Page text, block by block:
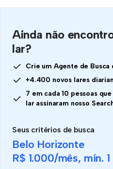
Ainda não
lar?
Crie um Agente de Busca
+4.400 novos lares
7 em cada 10 pessoas
lar assinaram nosso
Seus critérios de busca
Belo Horizonte
R$ 1.000/mês, mín.